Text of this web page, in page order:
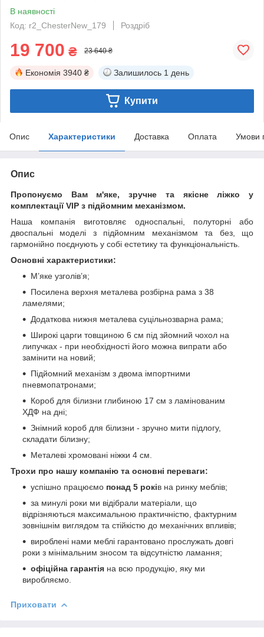
В наявності
Код: r2_ChesterNew_179
Роздріб
19 700 ₴ 23 640 ₴
Економія 3940 ₴ Залишилось 1 день
Купити
Опис Характеристики Доставка Оплата Умови
Опис
Пропонуємо Вам м'яке, зручне та якiсне ліжко у
комплектації VIP з підйомним механізмом.
Наша компанія виготовляє односпальні, полуторні або
двоспальні моделі з підйомним механізмом та без, що
гармонійно поєднують у собі естетику та функціональність.
Основні характеристики:
М’яке узголів’я;
Посилена верхня металева розбірна рама з 38
ламелями;
Додаткова нижня металева суцільнозварна рама;
Широкі царги товщиною 6 см під зйомний чохол на
липучках - при необхідності його можна випрати або
замінити на новий;
Підйомний механізм з двома імпортними
пневмопатронами;
Короб для білизни глибиною 17 см з ламінованим
ХДФ на дні;
Знімний короб для білизни - зручно мити підлогу,
складати білизну;
Металеві хромовані ніжки 4 см.
Трохи про нашу компанію та основні переваги:
успішно працюємо понад 5 років на ринку меблів;
за минулі роки ми відібрали матеріали, що
відрізняються максимальною практичністю, фактурним
зовнішнім виглядом та стійкістю до механічних впливів;
вироблені нами меблі гарантовано прослужать довгі
роки з мінімальним зносом та відсутністю ламання;
офіційна гарантія на всю продукцію, яку ми
виробляємо.
Приховати